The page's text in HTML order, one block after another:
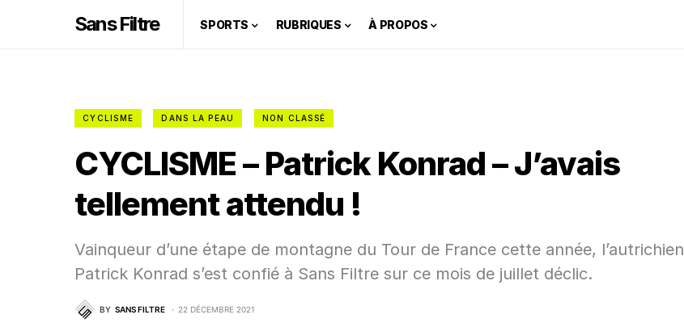
Sans Filtre SPORTS RUBRIQUES À PROPOS
CYCLISME DANS LA PEAU NON CLASSÉ
CYCLISME – Patrick Konrad – J’avais
tellement attendu !
Vainqueur d’une étape de montagne du Tour de France cette année, l’autrichien
Patrick Konrad s’est confié à Sans Filtre sur ce mois de juillet déclic.
BY SANS FILTRE 22 DÉCEMBRE 2021